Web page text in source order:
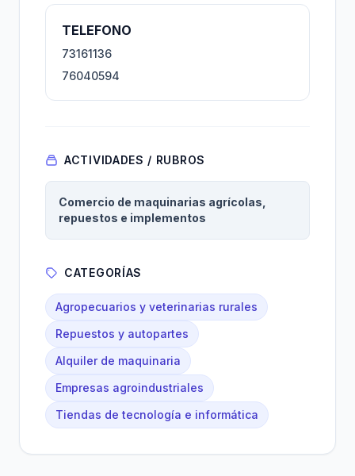
TELEFONO
73161136
76040594
ACTIVIDADES / RUBROS
Comercio de maquinarias agrícolas,
repuestos e implementos
CATEGORÍAS
Agropecuarios y veterinarias rurales
Repuestos y autopartes
Alquiler de maquinaria
Empresas agroindustriales
Tiendas de tecnología e informática